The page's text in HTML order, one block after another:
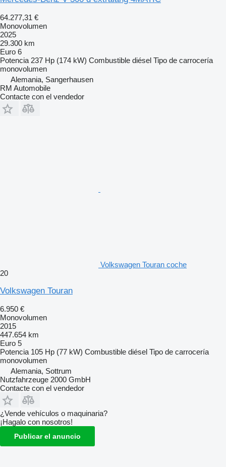
64.277,31 €
Monovolumen
2025
29.300 km
Euro 6
Potencia 237 Hp (174 kW) Combustible diésel Tipo de carrocería
monovolumen
Alemania, Sangerhausen
RM Automobile
Contacte con el vendedor
Volkswagen Touran coche
20
Volkswagen Touran
6.950 €
Monovolumen
2015
447.654 km
Euro 5
Potencia 105 Hp (77 kW) Combustible diésel Tipo de carrocería
monovolumen
Alemania, Sottrum
Nutzfahrzeuge 2000 GmbH
Contacte con el vendedor
¿Vende vehículos o maquinaria?
¡Hagalo con nosotros!
Publicar el anuncio